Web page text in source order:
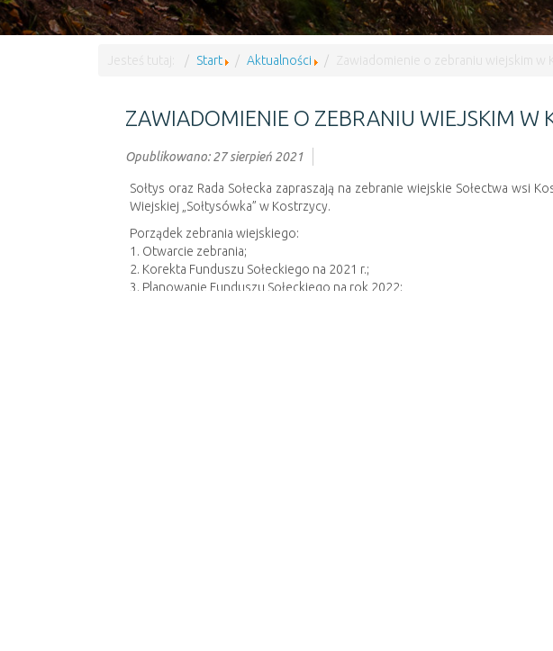
Jesteś tutaj: Start Aktualności Zawiadomienie o zebraniu wiejskim w
ZAWIADOMIENIE O ZEBRANIU WIEJSKIM W
Opublikowano: 27 sierpień 2021
Sołtys oraz Rada Sołecka zapraszają na zebranie wiejskie Sołectwa
Wiejskiej „Sołtysówka” w Kostrzycy.
Porządek zebrania wiejskiego:
1. Otwarcie zebrania;
2. Korekta Funduszu Sołeckiego na 2021 r.;
3. Planowanie Funduszu Sołeckiego na rok 2022;